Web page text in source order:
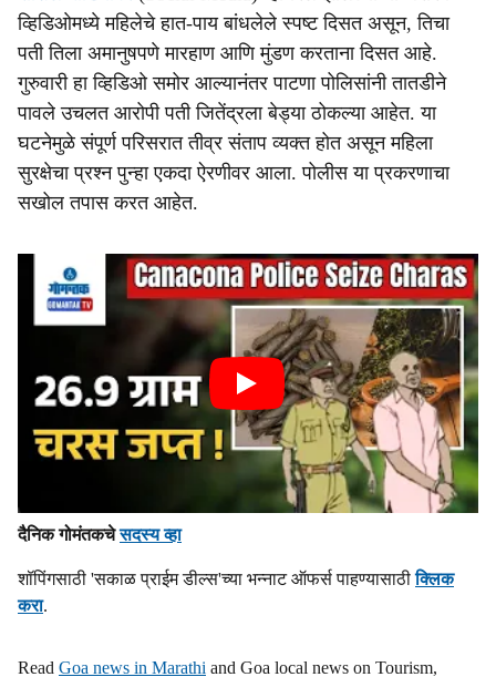
व्हिडिओमध्ये महिलेचे हात-पाय बांधलेले स्पष्ट दिसत असून, तिचा
पती तिला अमानुषपणे मारहाण आणि मुंडण करताना दिसत आहे.
गुरुवारी हा व्हिडिओ समोर आल्यानंतर पाटणा पोलिसांनी तातडीने
पावले उचलत आरोपी पती जितेंद्रला बेड्या ठोकल्या आहेत. या
घटनेमुळे संपूर्ण परिसरात तीव्र संताप व्यक्त होत असून महिला
सुरक्षेचा प्रश्न पुन्हा एकदा ऐरणीवर आला. पोलीस या प्रकरणाचा
सखोल तपास करत आहेत.
दैनिक गोमंतकचेसदस्य व्हा
शॉपिंगसाठी 'सकाळ प्राईम डील्स'च्या भन्नाट ऑफर्स पाहण्यासाठीक्लिक
करा.
Read Goa news in Marathi and Goa local news on Tourism,